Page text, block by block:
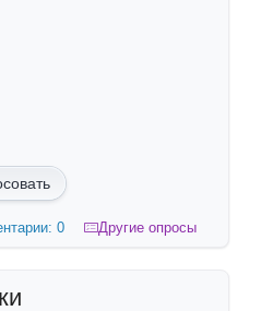
0 Другие опросы